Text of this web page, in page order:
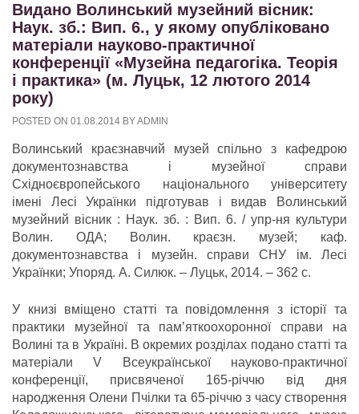
Видано Волинський музейний вісник:
Наук. зб.: Вип. 6., у якому опубліковано
матеріали науково-практичної
конференції «Музейна педагогіка. Теорія
і практика» (м. Луцьк, 12 лютого 2014
року)
POSTED ON 01.08.2014 BYADMIN
Волинський краєзнавчий музей спільно з кафедрою
документознавства і музейної справи
Східноєвропейського національного університету
імені Лесі Українки підготував і видав Волинський
музейний вісник : Наук. зб. : Вип. 6. / упр-ня культури
Волин. ОДА; Волин. краєзн. музей; каф.
документознавства і музейн. cправи СНУ ім. Лесі
Українки; Упоряд. А. Силюк. – Луцьк, 2014. – 362 с.
У книзі вміщено статті та повідомлення з історії та
практики музейної та пам’яткоохоронної справи на
Волині та в Україні. В окремих розділах подано статті та
матеріали V Всеукраїнської науково-практичної
конференції, присвяченої 165-річчю від дня
народження Олени Пчілки та 65-річчю з часу створення